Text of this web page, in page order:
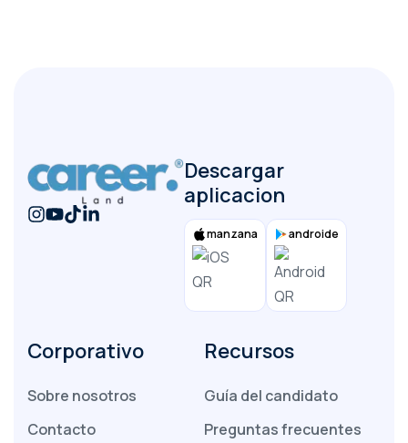
Descargar
aplicacion
manzana androide
Corporativo
Sobre nosotros
Contacto
Recursos
Guía del candidato
Preguntas frecuentes